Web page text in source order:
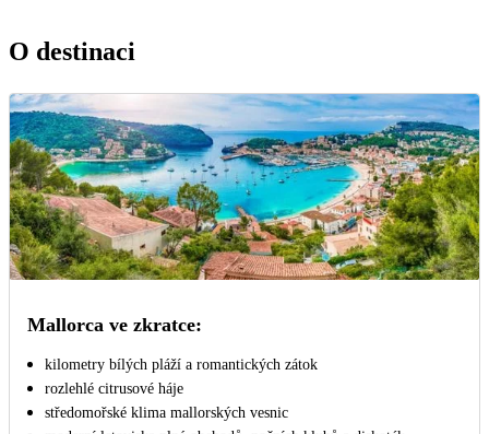
O destinaci
Mallorca ve zkratce:
kilometry bílých pláží a romantických zátok
rozlehlé citrusové háje
středomořské klima mallorských vesnic